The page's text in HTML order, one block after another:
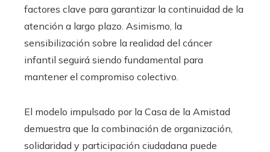
factores clave para garantizar la continuidad de la
atención a largo plazo. Asimismo, la
sensibilización sobre la realidad del cáncer
infantil seguirá siendo fundamental para
mantener el compromiso colectivo.
El modelo impulsado por la Casa de la Amistad
demuestra que la combinación de organización,
solidaridad y participación ciudadana puede